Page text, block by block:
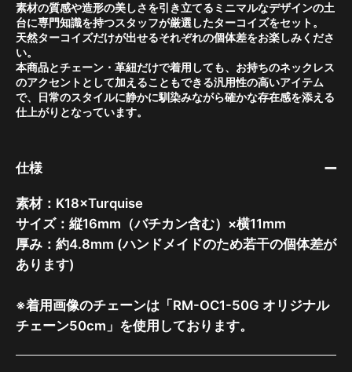
素材の質感や造形の美しさを引き立てるミニマルなデザインの土
台に専門知識を持つスタッフが厳選したターコイズをセット。
天然ターコイズだけが出せるそれぞれの個体差をお楽しみくださ
い。
本商品とチェーン・革紐だけで着用しても、お持ちのネックレス
のアクセントとして加えることもできる汎用性の高いアイテム
で、日常のスタイルに静かに馴染みながら確かな存在感を添える
仕上がりとなっています。
仕様
素材：K18×Turquise
サイズ：縦16mm（バチカン含む）×横11mm
厚み：約4.8mm (ハンドメイドのため若干の個体差が
あります)
※着用画像のチェーンは「RM-OC1-50G オリジナル
チェーン50cm」を使用しております。